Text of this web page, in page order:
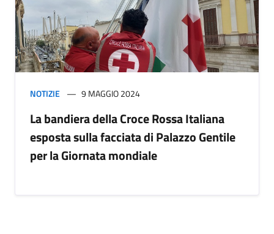
NOTIZIE 9 MAGGIO 2024
La bandiera della Croce Rossa Italiana
esposta sulla facciata di Palazzo Gentile
per la Giornata mondiale